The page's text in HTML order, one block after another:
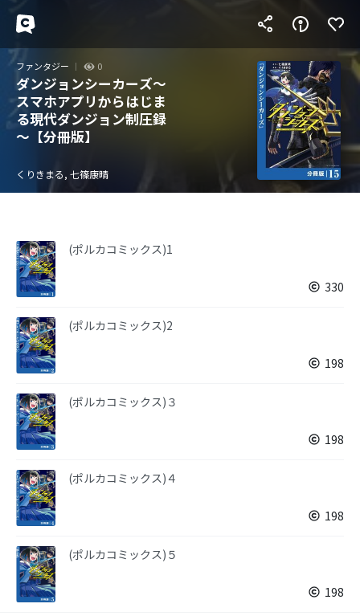
ファンタジー 0
ダンジョンシーカーズ～
スマホアプリからはじま
る現代ダンジョン制圧録
～【分冊版】
くりきまる, 七篠康晴
(ポルカコミックス)1
330
(ポルカコミックス)2
198
(ポルカコミックス)３
198
(ポルカコミックス)４
198
(ポルカコミックス)５
198